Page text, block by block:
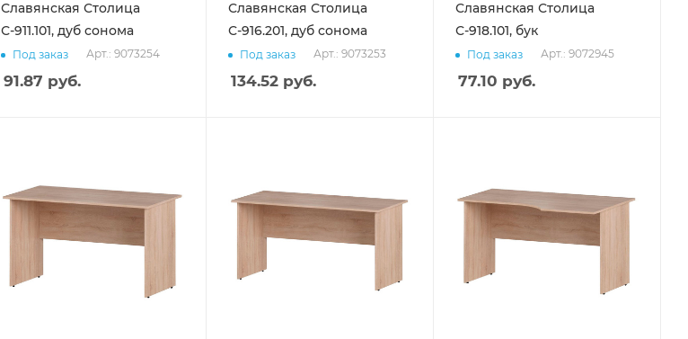
Славянская Столица
С-911.101, дуб сонома
Под заказ Арт.: 9073254
91.87 руб.
Славянская Столица
С-916.201, дуб сонома
Под заказ Арт.: 9073253
134.52 руб.
Славянская Столица
С-918.101, бук
Под заказ Арт.: 9072945
77.10 руб.